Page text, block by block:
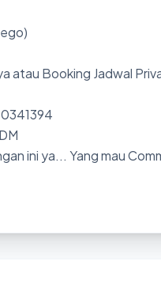
atau Booking Jadwal
ini ya... Yang mau